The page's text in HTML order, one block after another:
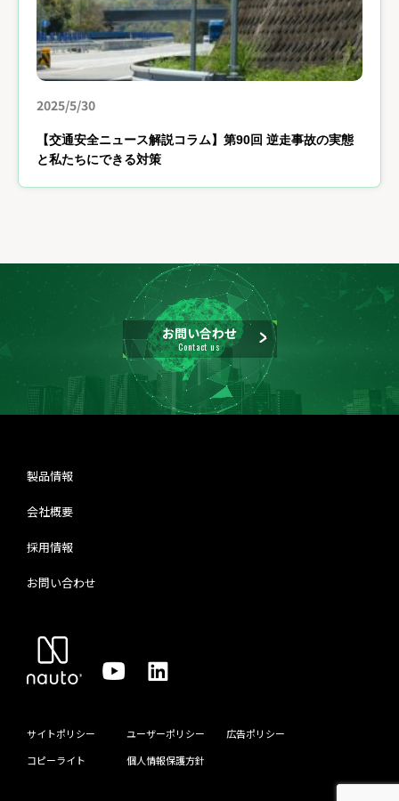
2025/5/30
【交通安全ニュース解説コラム】第90回 逆走事故の実態
と私たちにできる対策
お問い合わせ
Contact us
製品情報
会社概要
採用情報
お問い合わせ
サイトポリシー ユーザーポリシー
広告ポリシー
コピーライト
個人情報保護方針